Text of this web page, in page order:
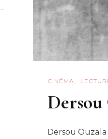
CINÉMA
Dersou